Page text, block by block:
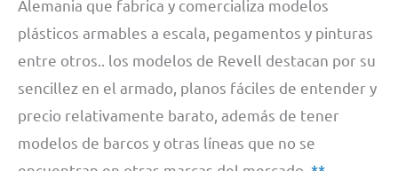
Alemania que fabrica y comercializa modelos
plásticos armables a escala, pegamentos y pinturas
entre otros.. los modelos de Revell destacan por su
sencillez en el armado, planos fáciles de entender y
precio relativamente barato, además de tener
modelos de barcos y otras líneas que no se